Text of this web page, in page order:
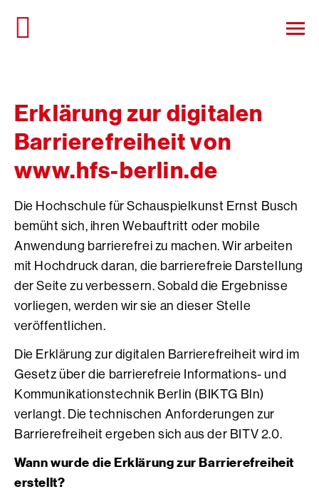
zum
Seiteninhalt
Erklärung zur digitalen
Barrierefreiheit von
www.hfs-berlin.de
Die Hochschule für Schauspielkunst Ernst Busch
bemüht sich, ihren Webauftritt oder mobile
Anwendung barrierefrei zu machen. Wir arbeiten
mit Hochdruck daran, die barrierefreie Darstellung
der Seite zu verbessern. Sobald die Ergebnisse
vorliegen, werden wir sie an dieser Stelle
veröffentlichen.
Die Erklärung zur digitalen Barrierefreiheit wird im
Gesetz über die barrierefreie Informations- und
Kommunikationstechnik Berlin (BIKTG Bln)
verlangt. Die technischen Anforderungen zur
Barrierefreiheit ergeben sich aus der BITV 2.0.
Wann wurde die Erklärung zur Barrierefreiheit
erstellt?